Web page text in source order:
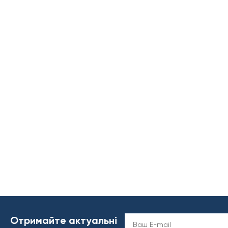
Отримайте актуальні